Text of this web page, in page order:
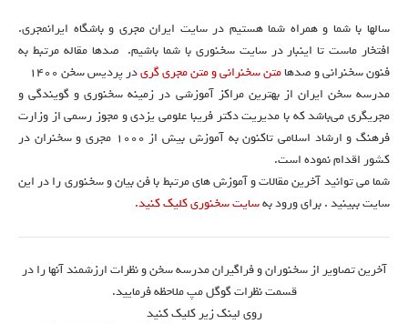
سالها با شما و همراه شما هستیم در سایت ایران مجری و باشگاه ایرانمجری.
افتخار ماست تا اینبار در سایت سخنوری با شما باشیم. صدها مقاله مرتبط به
فنون سخنرانی و صدهامتن سخنرانی و متن مجری گریدر پردیس سخن 1400
مدرسه سخن ایران از بهترین مراکز آموزشی در زمینه سخنوری و گویندگی و
مجریگری می‌باشد که با مدیریت دکتر فریبا علومی یزدی و مجوز رسمی از وزارت
فرهنگ و ارشاد اسلامی تاکنون به آموزش بیش از ۱۰۰۰ مجری و سخنران در
کشور اقدام نموده است.
شما می توانید آخرین مقالات و آموزش های مرتبط با فن بیان و سخنوری را در این
سایت ببینید . برای ورود بهسایت سخنوری کلیک کنید.
آخرین تصاویر از سخنوران و فراگیران مدرسه سخن و نظرات ارزشمند آنها را در
قسمت نظرات گوگل مپ ملاحظه فرمایید.
روی لینک زیر کلیک کنید